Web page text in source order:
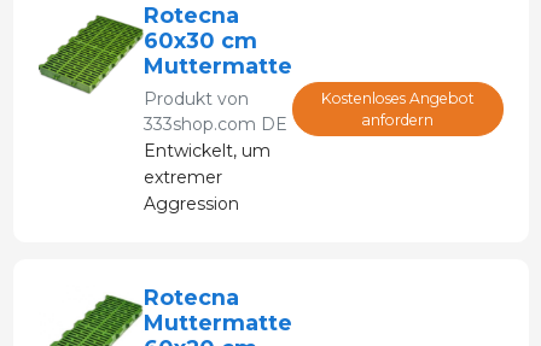
standhalten und
gleichzeitig
sowohl für die
Mutter als auch
für die Ferkel
bequem sind.
Rotecna
60x30 cm
Muttermatte
Produkt von
333shop.com DE
Entwickelt, um
extremer
Aggression
sowohl für die
Mutter als auch
Kostenloses Angebot
anfordern
Rotecna
Muttermatte